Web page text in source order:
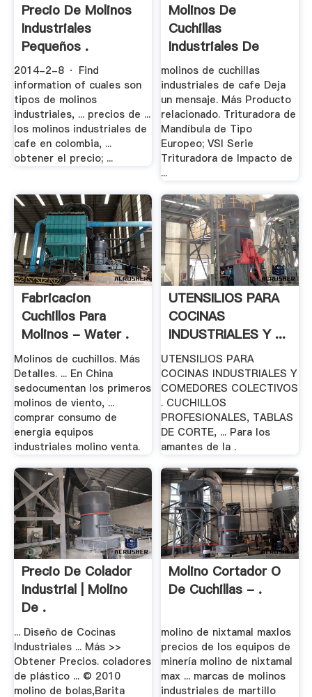
Precio De Molinos
Industriales
Pequeños .
2014-2-8 · Find
information of cuales son
tipos de molinos
industriales, ... precios de ...
los molinos industriales de
cafe en colombia, ...
obtener el precio; ...
Molinos De
Cuchillas
Industriales De
Cafe
molinos de cuchillas
industriales de cafe Deja
un mensaje. Más Producto
relacionado. Trituradora de
Mandíbula de Tipo
Europeo; VSI Serie
Trituradora de Impacto de
...
Fabricacion
Cuchillos Para
Molinos - Water .
Molinos de cuchillos. Más
Detalles. ... En China
sedocumentan los primeros
molinos de viento, ...
comprar consumo de
energia equipos
industriales molino venta.
UTENSILIOS PARA
COCINAS
INDUSTRIALES Y ...
- .
UTENSILIOS PARA
COCINAS INDUSTRIALES Y
COMEDORES COLECTIVOS
. CUCHILLOS
PROFESIONALES, TABLAS
DE CORTE, ... Para los
amantes de la .
Precio De Colador
Industrial | Molino
De .
... Diseño de Cocinas
Industriales ... Más >>
Obtener Precios. coladores
de plástico ... © 2010
molino de bolas,Barita
Molino Cortador O
De Cuchillas - .
molino de nixtamal maxlos
precios de los equipos de
minería molino de nixtamal
max ... marcas de molinos
industriales de martillo